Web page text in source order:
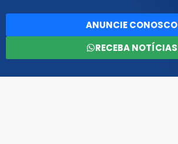
ANUNCIE CONOSCO
RECEBA NOTÍCIAS